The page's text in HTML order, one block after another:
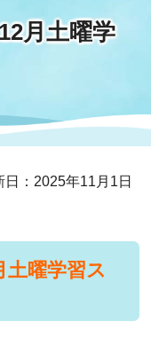
月土曜学
日：2025年11月1日
土曜学習ス